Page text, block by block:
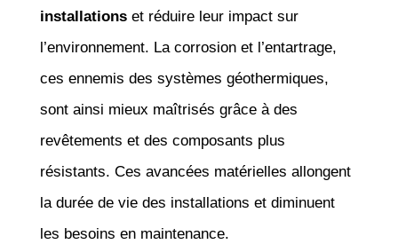
installationset réduire leur impact sur
l’environnement. La corrosion et l’entartrage,
ces ennemis des systèmes géothermiques,
sont ainsi mieux maîtrisés grâce à des
revêtements et des composants plus
résistants. Ces avancées matérielles allongent
la durée de vie des installations et diminuent
les besoins en maintenance.